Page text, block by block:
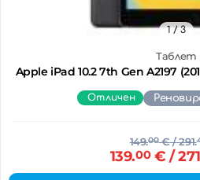
Таблет
Apple iPad 10.2 7th Gen A2197
1/ 3
Отличен
149.00€/ 291.
139.00€ /